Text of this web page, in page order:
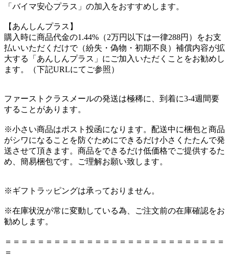
「バイマ安心プラス」の加入をおすすめします。
【あんしんプラス】
購入時に商品代金の1.44%（2万円以下は一律288円）をお支
払いいただくだけで（紛失・偽物・初期不良）補償内容が拡
大する「あんしんプラス」にご加入いただくことをお勧めし
ます。（下記URLにてご参照）
ファーストクラスメールの発送は極稀に、到着に3-4週間要
することがあります。
※小さい商品はポスト投函になります。配送中に梱包と商品
がシワになることを防ぐためにできるだけ小さくたたんで発
送させて頂きます。商品をできるだけ低価格でご提供するた
め、簡易梱包です。ご理解お願い致します。
※ギフトラッピングは承っておりません。
※在庫状況が常に変動している為、ご注文前の在庫確認をお
勧めします。
＝＝＝＝＝＝＝＝＝＝＝＝＝＝＝＝＝＝＝＝＝＝＝＝＝＝＝
＝